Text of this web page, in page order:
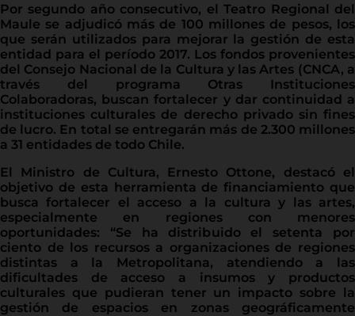
Por segundo año consecutivo, el Teatro Regional del
Maule se adjudicó más de 100 millones de pesos, los
que serán utilizados para mejorar la gestión de esta
entidad para el período 2017. Los fondos provenientes
del Consejo Nacional de la Cultura y las Artes (CNCA, a
través del programa Otras Instituciones
Colaboradoras, buscan fortalecer y dar continuidad a
instituciones culturales de derecho privado sin fines
de lucro. En total se entregarán más de 2.300 millones
a 31 entidades de todo Chile.
El Ministro de Cultura, Ernesto Ottone, destacó el
objetivo de esta herramienta de financiamiento que
busca fortalecer el acceso a la cultura y las artes,
especialmente en regiones con menores
oportunidades: “Se ha distribuido el setenta por
ciento de los recursos a organizaciones de regiones
distintas a la Metropolitana, atendiendo a las
dificultades de acceso a insumos y productos
culturales que pudieran tener un impacto sobre la
gestión de espacios en zonas geográficamente